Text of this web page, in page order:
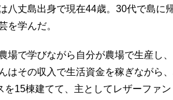
八丈島出身で現在44歳。30代で島に
を学んだ。
場で学びながら自分が農場で生産し
はその収入で生活資金を稼ぎながら
を15棟建てて、主としてレザーファ